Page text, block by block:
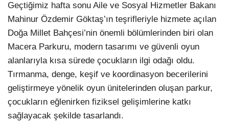
Geçtiğimiz hafta sonu Aile ve Sosyal Hizmetler Bakanı
Mahinur Özdemir Göktaş’ın teşrifleriyle hizmete açılan
Doğa Millet Bahçesi’nin önemli bölümlerinden biri olan
Macera Parkuru, modern tasarımı ve güvenli oyun
alanlarıyla kısa sürede çocukların ilgi odağı oldu.
Tırmanma, denge, keşif ve koordinasyon becerilerini
geliştirmeye yönelik oyun ünitelerinden oluşan parkur,
çocukların eğlenirken fiziksel gelişimlerine katkı
sağlayacak şekilde tasarlandı.